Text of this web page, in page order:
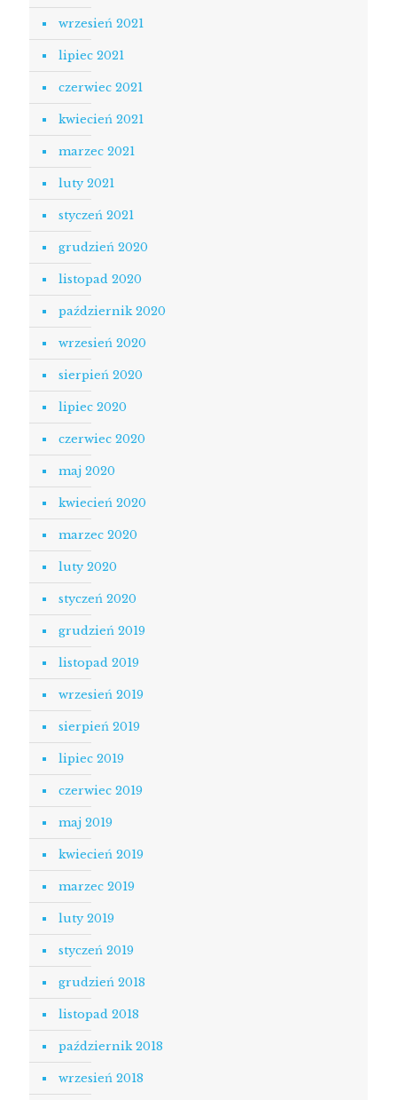
wrzesień 2021
lipiec 2021
czerwiec 2021
kwiecień 2021
marzec 2021
luty 2021
styczeń 2021
grudzień 2020
listopad 2020
październik 2020
wrzesień 2020
sierpień 2020
lipiec 2020
czerwiec 2020
maj 2020
kwiecień 2020
marzec 2020
luty 2020
styczeń 2020
grudzień 2019
listopad 2019
wrzesień 2019
sierpień 2019
lipiec 2019
czerwiec 2019
maj 2019
kwiecień 2019
marzec 2019
luty 2019
styczeń 2019
grudzień 2018
listopad 2018
październik 2018
wrzesień 2018